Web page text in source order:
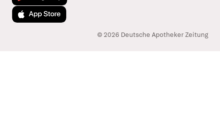
Laden im App Store
© 2026 Deutsche Apotheker Zeitung